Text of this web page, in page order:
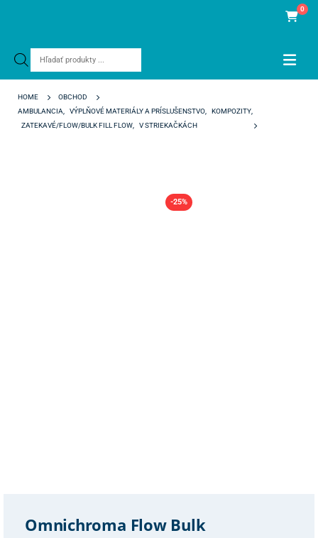
Products
0
HOME
OBCHOD
AMBULANCIA
VÝPLŇOVÉ MATERIÁLY A PRÍSLUŠENSTVO KOMPOZITY
ZATEKAVÉ/FLOW/BULK FILL FLOW
V STRIEKAČKÁCH
-25%
Omnichroma Flow Bulk